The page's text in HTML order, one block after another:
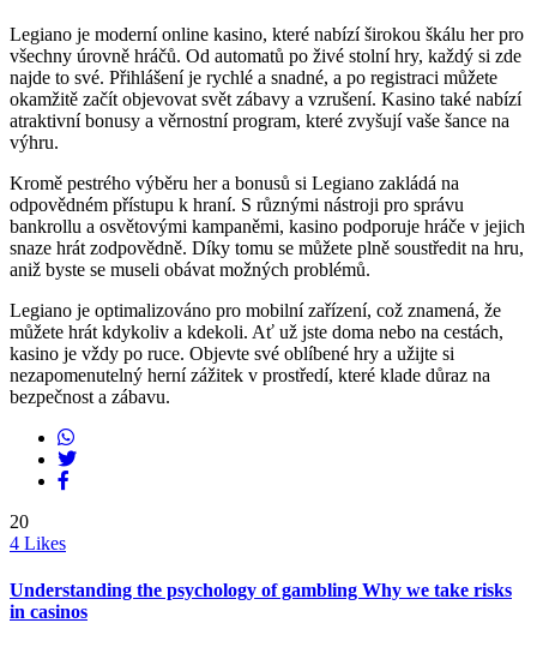
Legiano je moderní online kasino, které nabízí širokou škálu her pro
všechny úrovně hráčů. Od automatů po živé stolní hry, každý si zde
najde to své. Přihlášení je rychlé a snadné, a po registraci můžete
okamžitě začít objevovat svět zábavy a vzrušení. Kasino také nabízí
atraktivní bonusy a věrnostní program, které zvyšují vaše šance na
výhru.
Kromě pestrého výběru her a bonusů si Legiano zakládá na
odpovědném přístupu k hraní. S různými nástroji pro správu
bankrollu a osvětovými kampaněmi, kasino podporuje hráče v jejich
snaze hrát zodpovědně. Díky tomu se můžete plně soustředit na hru,
aniž byste se museli obávat možných problémů.
Legiano je optimalizováno pro mobilní zařízení, což znamená, že
můžete hrát kdykoliv a kdekoli. Ať už jste doma nebo na cestách,
kasino je vždy po ruce. Objevte své oblíbené hry a užijte si
nezapomenutelný herní zážitek v prostředí, které klade důraz na
bezpečnost a zábavu.
20
4 Likes
Understanding the psychology of gambling Why we take risks
in casinos